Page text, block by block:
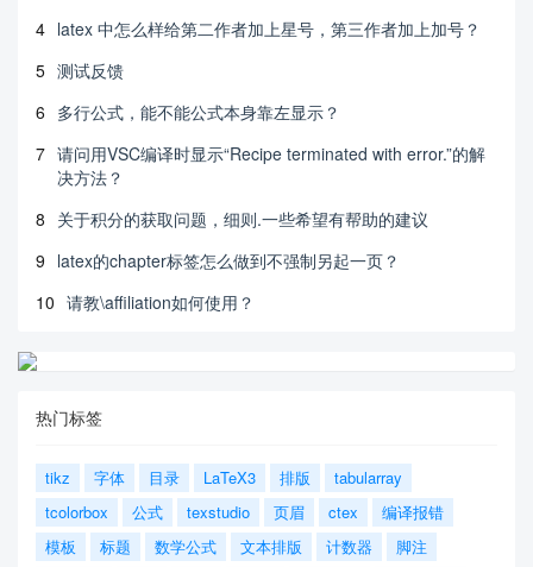
4 latex 中怎么样给第二作者加上星号，第三作者加上加号？
5 测试反馈
6 多行公式，能不能公式本身靠左显示？
7 请问用VSC编译时显示“Recipe terminated with error.”的解
决方法？
8 关于积分的获取问题，细则.一些希望有帮助的建议
9 latex的chapter标签怎么做到不强制另起一页？
10 请教\affiliation如何使用？
热门标签
tikz 字体 目录 LaTeX3 排版
tabularray
tcolorbox
公式 texstudio 页眉 ctex
编译报错
模板
标题 数学公式 文本排版 计数器
脚注